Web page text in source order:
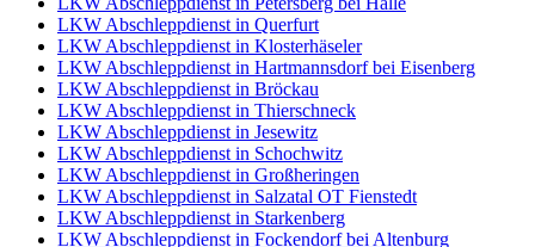
LKW Abschleppdienst in Querfurt
LKW Abschleppdienst in Klosterhäseler
LKW Abschleppdienst in Hartmannsdorf bei Eisenberg
LKW Abschleppdienst in Bröckau
LKW Abschleppdienst in Thierschneck
LKW Abschleppdienst in Jesewitz
LKW Abschleppdienst in Schochwitz
LKW Abschleppdienst in Großheringen
LKW Abschleppdienst in Salzatal OT Fienstedt
LKW Abschleppdienst in Starkenberg
LKW Abschleppdienst in Fockendorf bei Altenburg